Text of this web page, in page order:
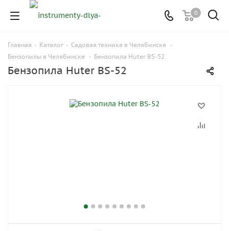
0
Главная - Каталог - Садовая техника в Челябинске -
Бензопилы в Челябинске - Бензопила Huter BS-52
Бензопила Huter BS-52